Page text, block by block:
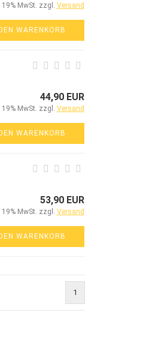
19% MwSt. zzgl. Versand
WARENKORB
44,90 EUR
19% MwSt. zzgl. Versand
WARENKORB
53,90 EUR
19% MwSt. zzgl. Versand
WARENKORB
1